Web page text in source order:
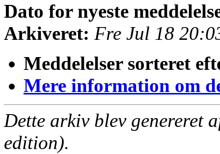
Dato for nyeste
Arkiveret: Fre Jul 18
Meddelelser sorteret
Mere information om
Dette arkiv blev genereret
edition).